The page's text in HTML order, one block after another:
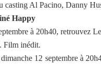
casting Al Pacino, Danny
Happy
à 20h40, retrouvez
Film inédit.
12 septembre à